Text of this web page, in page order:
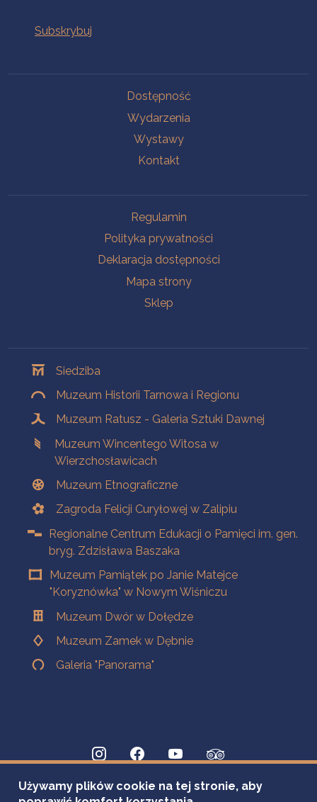
Dostępność
Wydarzenia
Wystawy
Kontakt
Regulamin
Polityka prywatności
Deklaracja dostępności
Mapa strony
Sklep
Siedziba
Muzeum Historii Tarnowa i Regionu
Muzeum Ratusz - Galeria Sztuki Dawnej
Muzeum Wincentego Witosa w
Wierzchosławicach
Muzeum Etnograficzne
Zagroda Felicji Curyłowej w Zalipiu
Regionalne Centrum Edukacji o Pamięci im. gen.
bryg. Zdzisława Baszaka
Muzeum Pamiątek po Janie Matejce
"Koryznówka" w Nowym Wiśniczu
Muzeum Dwór w Dołędze
Muzeum Zamek w Dębnie
Galeria "Panorama"
Używamy plików cookie na tej stronie, aby